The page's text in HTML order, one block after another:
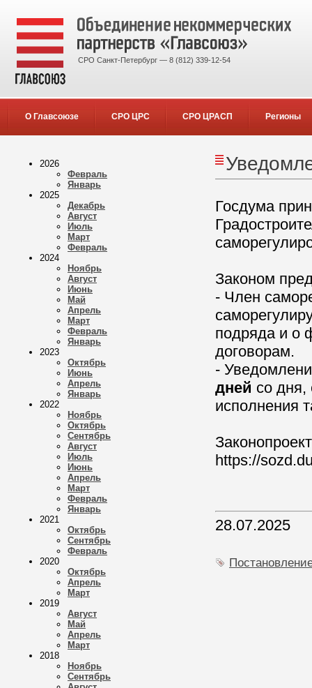
СРО Санкт-Петербург — 8 (812) 339-12-54
О Главсоюзе СРО ЦРС СРО ЦРАСП Регионы
2026
Февраль
Январь
2025
Декабрь
Август
Июль
Март
Февраль
2024
Ноябрь
Август
Июнь
Май
Апрель
Март
Февраль
Январь
2023
Октябрь
Июнь
Апрель
Январь
2022
Ноябрь
Октябрь
Сентябрь
Август
Июль
Июнь
Апрель
Март
Февраль
Январь
2021
Октябрь
Сентябрь
Февраль
2020
Октябрь
Апрель
Март
2019
Август
Май
Апрель
Март
2018
Ноябрь
Сентябрь
Госдума
Законом
- Член
подряда и о
договорам.
-
дней со
исполнения
https://
28.07.2025